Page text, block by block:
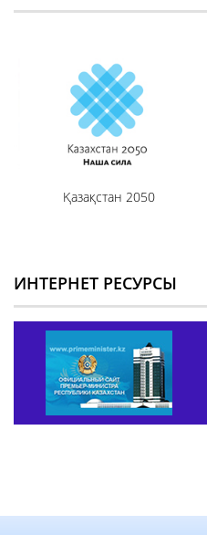
Қазақстан 2050
ИНТЕРНЕТ РЕСУРСЫ